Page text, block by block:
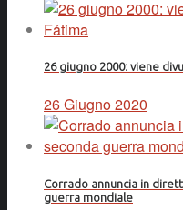
26 giugno 2000: viene
26 Giugno 2020
Corrado annuncia in
guerra mondiale